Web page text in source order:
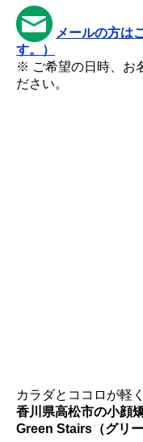
メールの方は
す。）
※ ご希望の日時、お
ださい。
カラダとココロが軽
香川県高松市の小顔
Green Stairs（グリー